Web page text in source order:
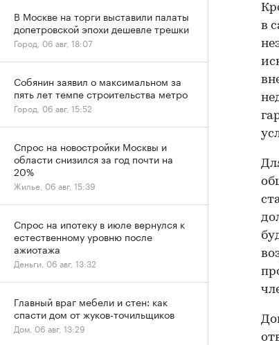
в
В Москве на торги выставили палаты
допетровской эпохи дешевле трешки
Город, 06 авг, 18:07
Собянин заявил о максимальном за
пять лет темпе строительства метро
Город, 06 авг, 15:52
Спрос на новостройки Москвы и
области снизился за год почти на
20%
Жилье, 06 авг, 15:39
Спрос на ипотеку в июле вернулся к
естественному уровню после
ажиотажа
Деньги, 06 авг, 13:32
Главный враг мебели и стен: как
спасти дом от жуков-точильщиков
Дом, 06 авг, 13:29